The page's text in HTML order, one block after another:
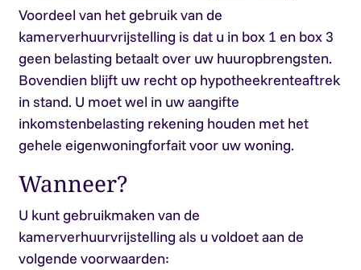
Voordeel van het gebruik van de
kamerverhuurvrijstelling is dat u in box 1 en box 3
geen belasting betaalt over uw huuropbrengsten.
Bovendien blijft uw recht op hypotheekrenteaftrek
in stand. U moet wel in uw aangifte
inkomstenbelasting rekening houden met het
gehele eigenwoningforfait voor uw woning.
Wanneer?
U kunt gebruikmaken van de
kamerverhuurvrijstelling als u voldoet aan de
volgende voorwaarden: